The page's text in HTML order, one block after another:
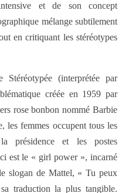
et de son concept
mélange subtilement
en critiquant les stéréotypes
(interprétée par
créée en 1959 par
rose bonbon nommé Barbie
les femmes occupent tous les
présidence et les postes
est le « girl power », incarné
slogan de Mattel, « Tu peux
traduction la plus tangible.